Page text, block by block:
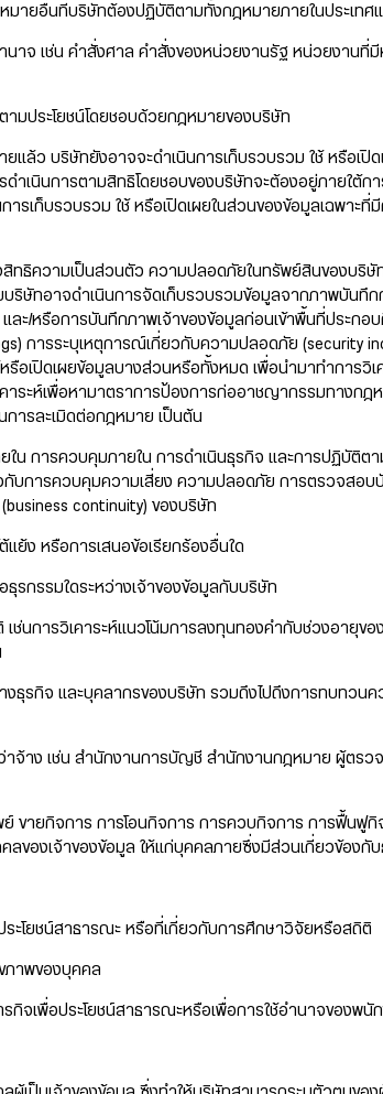
ายอื่นที่บริษัทต้องปฏิบัติตามทั้งกฎหมายภายในประเทศ
นาจ เช่น คำสั่งศาล คำสั่งของหน่วยงานรัฐ หน่วยงานที่
มประโยชน์โดยชอบด้วยกฎหมายของบริษัท
แล้ว บริษัทยังอาจจะดำเนินการเก็บรวบรวม ใช้ หรือเปิ
เนินการตามสิทธิโดยชอบของบริษัทจะต้องอยู่ภายใต้กา
รเก็บรวบรวม ใช้ หรือเปิดเผยในส่วนของข้อมูลเฉพาะที่
ทธิความเป็นส่วนตัว ความปลอดภัยในทรัพย์สินของบริษั
ริษัทอาจดำเนินการจัดเก็บรวบรวมข้อมูลจากภาพบันทึก
ละ/หรือการบันทึกภาพเจ้าของข้อมูลก่อนเข้าพื้นที่ประกอ
การระบุเหตุการณ์เกี่ยวกับความปลอดภัย (security
อเปิดเผยข้อมูลบางส่วนหรือทั้งหมด เพื่อนำมาทำการวิเ
ระห์เพื่อหามาตราการป้องการก่ออาชญากรรมทางกฎ
ารละเมิดต่อกฎหมาย เป็นต้น
น การควบคุมภายใน การดำเนินธุรกิจ และการปฏิบัติตา
กับการควบคุมความเสี่ยง ความปลอดภัย การตรวจสอบ
continuity) ของบริษัท
ย้ง หรือการเสนอข้อเรียกร้องอื่นใด
รกรรมใดระหว่างเจ้าของข้อมูลกับบริษัท
เช่นการวิเคาระห์แนวโน้มการลงทุนทองคำกับช่วงอายุข
ธุรกิจ และบุคลากรของบริษัท รวมถึงไปถึงการทบทวนค
าจ้าง เช่น สำนักงานการบัญชี สำนักงานกฎหมาย ผู้ตรว
ขายกิจการ การโอนกิจการ การควบกิจการ การฟื้นฟูกิ
ลของเจ้าของข้อมูล ให้แก่บุคคลภายซึ่งมีส่วนเกี่ยวข้องกั
ะโยชน์สาธารณะ หรือที่เกี่ยวกับการศึกษาวิจัยหรือสถิติ
ภาพของบุคคล
กิจเพื่อประโยชน์สาธารณะหรือเพื่อการใช้อำนาจของพนั